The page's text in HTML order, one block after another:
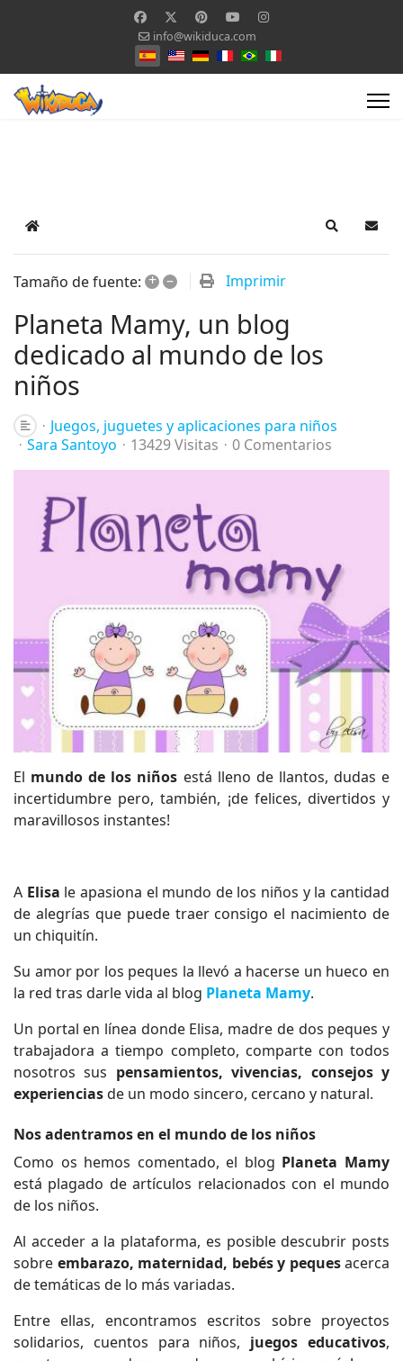
info@wikiduca.com
Seleccione su idioma
Home Search
Tamaño de fuente: + – Imprimir
Planeta Mamy, un blog
dedicado al mundo de los
niños
Juegos, juguetes y aplicaciones para niños
Sara Santoyo
13429 Visitas 0 Comentarios
El mundo de los niños está lleno de llantos, dudas e
incertidumbre pero, también, ¡de felices, divertidos y
maravillosos instantes!
A Elisa le apasiona el mundo de los niños y la cantidad
de alegrías que puede traer consigo el nacimiento de
un chiquitín.
Su amor por los peques la llevó a hacerse un hueco en
la red tras darle vida al blog Planeta Mamy.
Un portal en línea donde Elisa, madre de dos peques y
trabajadora a tiempo completo, comparte con todos
nosotros sus pensamientos, vivencias, consejos y
experienciasde un modo sincero, cercano y natural.
Nos adentramos en el mundo de los niños
Como os hemos comentado, el blog Planeta Mamy
está plagado de artículos relacionados con el mundo
de los niños.
Al acceder a la plataforma, es posible descubrir posts
sobre embarazo, maternidad, bebés y pequesacerca
de temáticas de lo más variadas.
Entre ellas, encontramos escritos sobre proyectos
solidarios, cuentos para niños, juegos educativos,